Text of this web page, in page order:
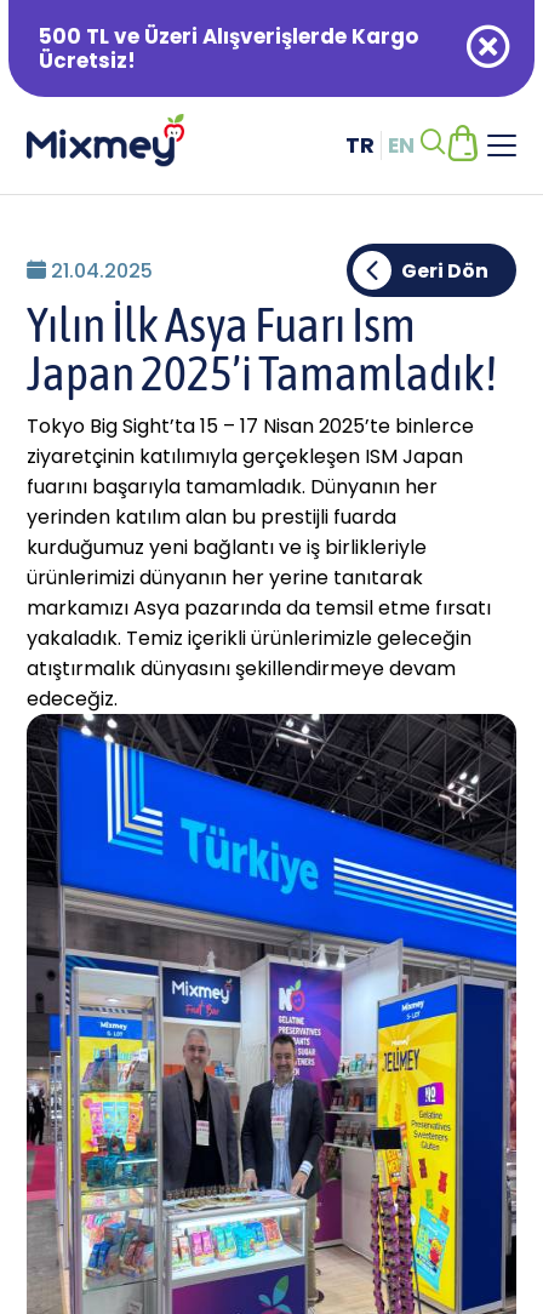
500 TL ve Üzeri Alışverişlerde Kargo
Ücretsiz!
TR EN
21.04.2025 Geri Dön
Yılın İlk Asya Fuarı Ism
Japan 2025’i Tamamladık!
Tokyo Big Sight’ta 15 – 17 Nisan 2025’te binlerce
ziyaretçinin katılımıyla gerçekleşen ISM Japan
fuarını başarıyla tamamladık. Dünyanın her
yerinden katılım alan bu prestijli fuarda
kurduğumuz yeni bağlantı ve iş birlikleriyle
ürünlerimizi dünyanın her yerine tanıtarak
markamızı Asya pazarında da temsil etme fırsatı
yakaladık. Temiz içerikli ürünlerimizle geleceğin
atıştırmalık dünyasını şekillendirmeye devam
edeceğiz.